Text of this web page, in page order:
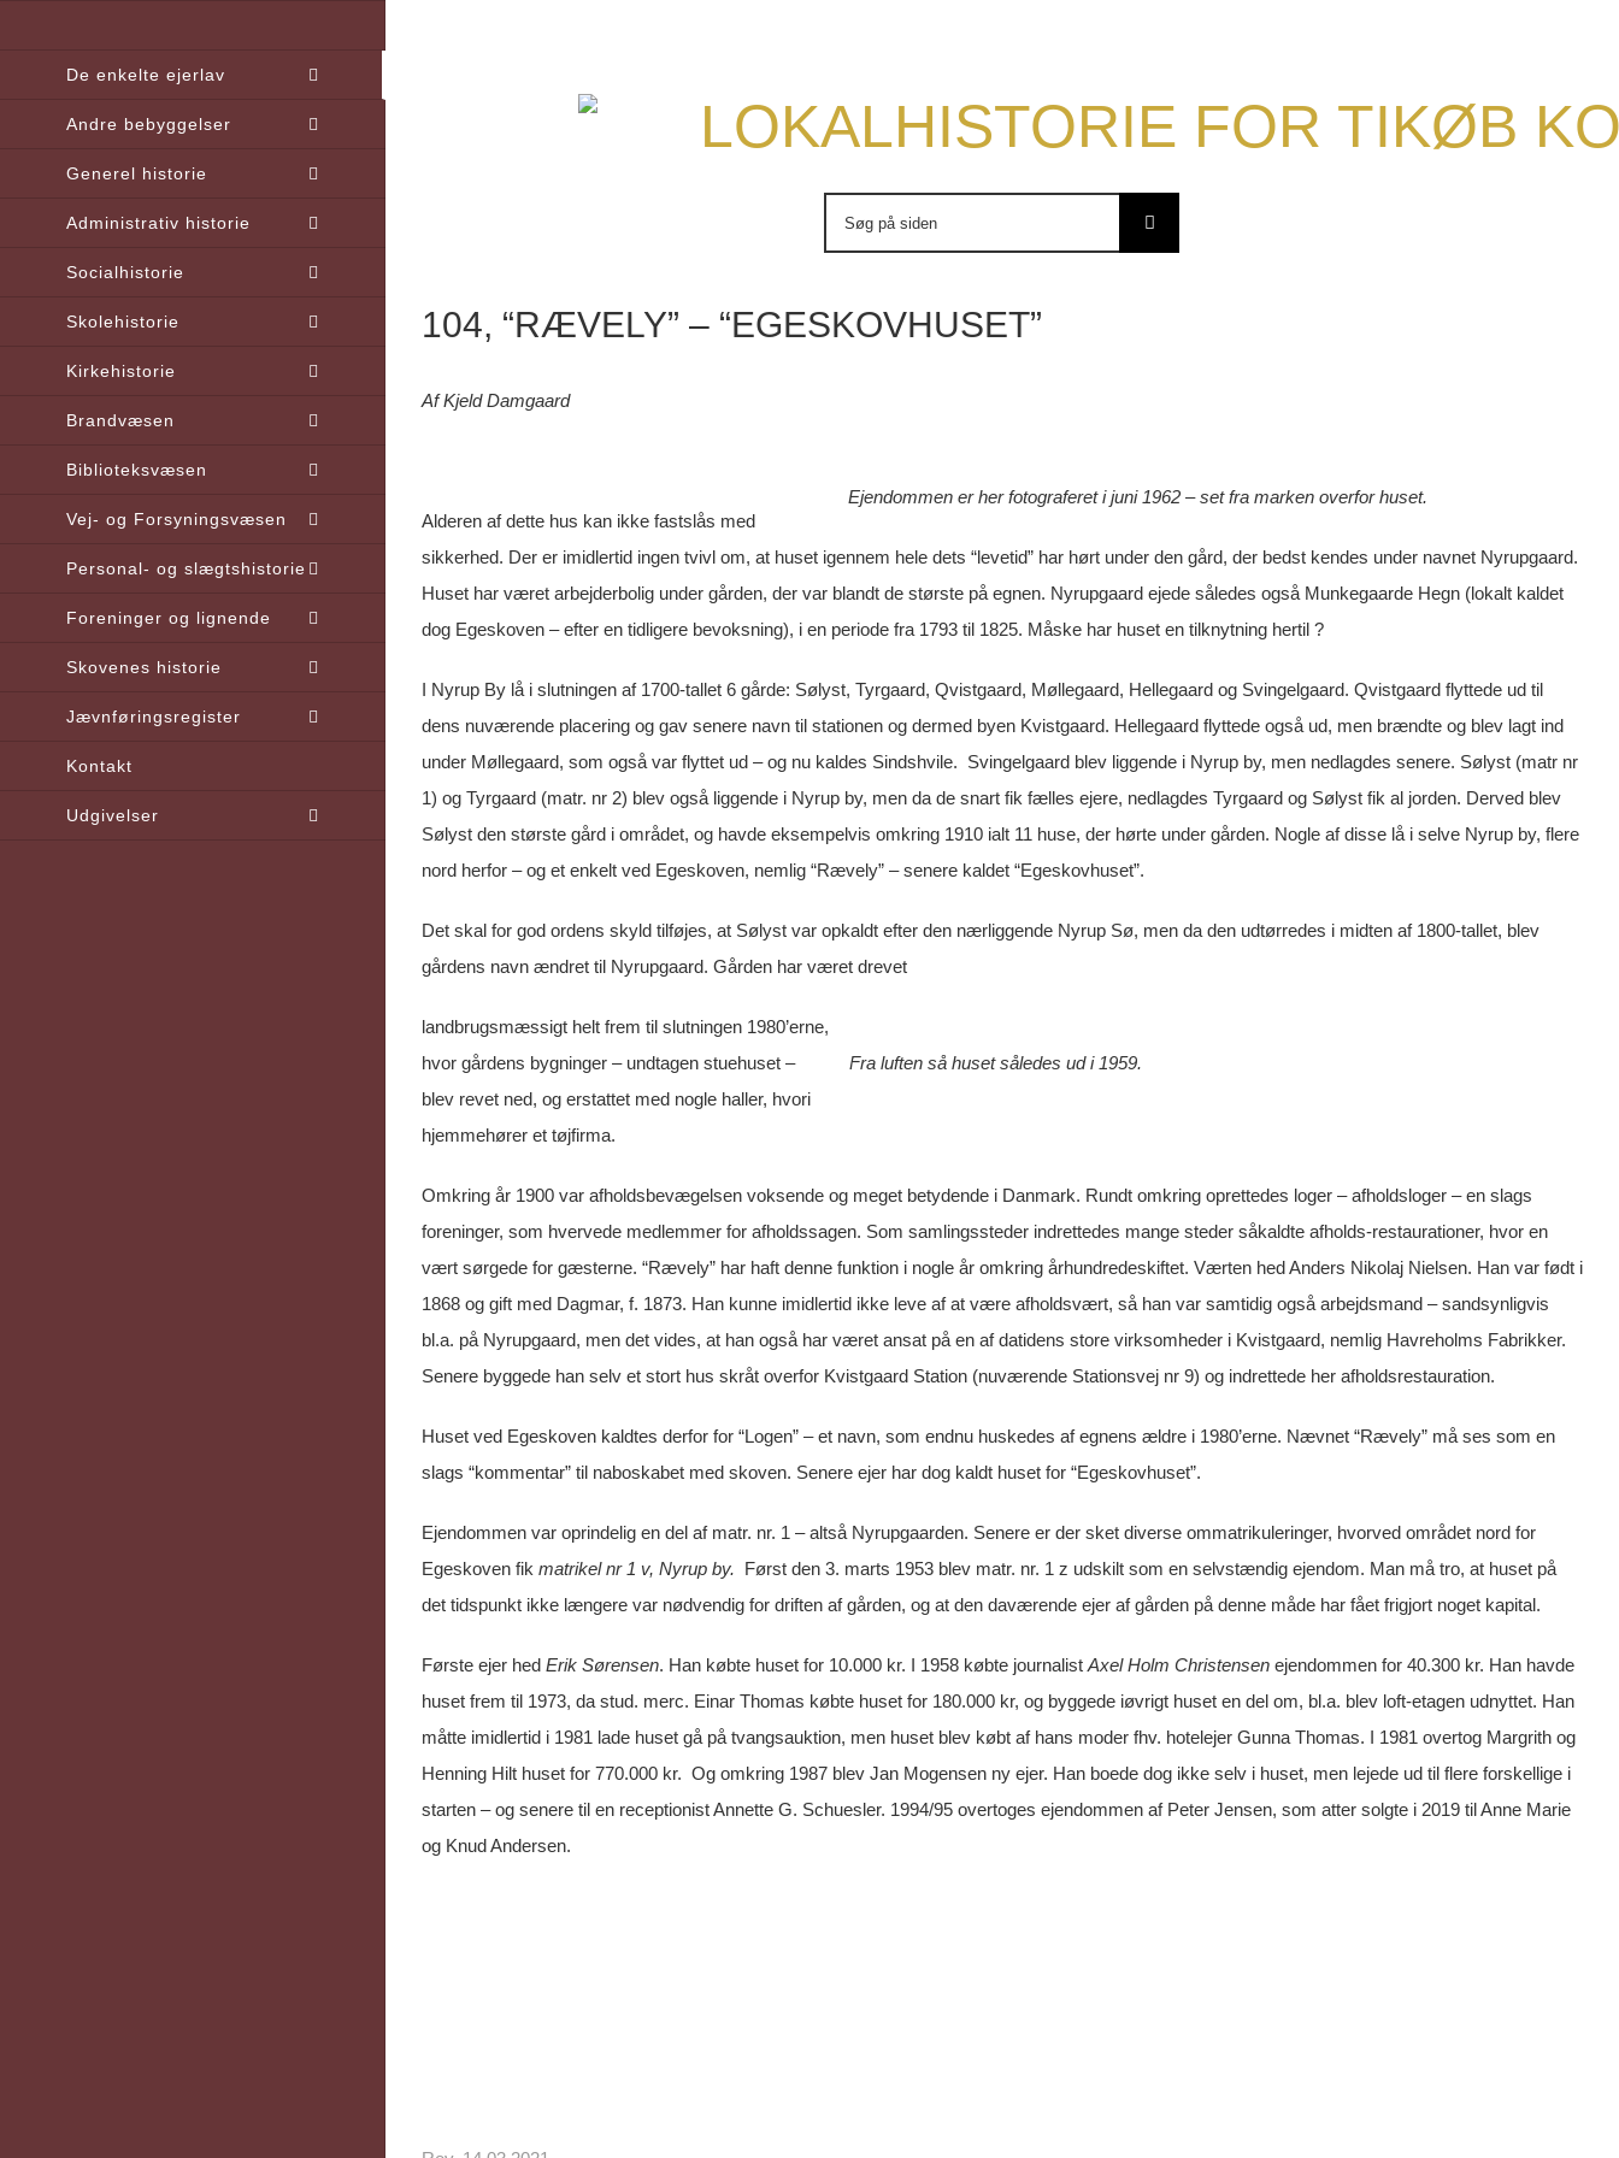
De enkelte ejerlav
Andre bebyggelser
Generel historie
Administrativ historie
Socialhistorie
Skolehistorie
Kirkehistorie
Brandvæsen
Biblioteksvæsen
Vej- og Forsyningsvæsen
Personal- og slægtshistorie
Foreninger og lignende
Skovenes historie
Jævnføringsregister
Kontakt
Udgivelser
LOKALHISTORIE FOR TIKØB
104, “RÆVELY” – “EGESKOVHUSET”
Af Kjeld Damgaard
Ejendommen er her fotograferet i juni 1962 – set fra marken overfor huset.
Alderen af dette hus kan ikke fastslås med
sikkerhed. Der er imidlertid ingen tvivl om, at huset igennem hele dets “levetid” har hørt under den gård, der bedst kendes under navnet Nyrupgaard.
Huset har været arbejderbolig under gården, der var blandt de største på egnen. Nyrupgaard ejede således også Munkegaarde Hegn (lokalt kaldet
dog Egeskoven – efter en tidligere bevoksning), i en periode fra 1793 til 1825. Måske har huset en tilknytning hertil ?
I Nyrup By lå i slutningen af 1700-tallet 6 gårde: Sølyst, Tyrgaard, Qvistgaard, Møllegaard, Hellegaard og Svingelgaard. Qvistgaard flyttede ud til
dens nuværende placering og gav senere navn til stationen og dermed byen Kvistgaard. Hellegaard flyttede også ud, men brændte og blev lagt ind
under Møllegaard, som også var flyttet ud – og nu kaldes Sindshvile. Svingelgaard blev liggende i Nyrup by, men nedlagdes senere. Sølyst (matr nr
1) og Tyrgaard (matr. nr 2) blev også liggende i Nyrup by, men da de snart fik fælles ejere, nedlagdes Tyrgaard og Sølyst fik al jorden. Derved blev
Sølyst den største gård i området, og havde eksempelvis omkring 1910 ialt 11 huse, der hørte under gården. Nogle af disse lå i selve Nyrup by, flere
nord herfor – og et enkelt ved Egeskoven, nemlig “Rævely” – senere kaldet “Egeskovhuset”.
Det skal for god ordens skyld tilføjes, at Sølyst var opkaldt efter den nærliggende Nyrup Sø, men da den udtørredes i midten af 1800-tallet, blev
gårdens navn ændret til Nyrupgaard. Gården har været drevet
Fra luften så huset således ud i 1959.
landbrugsmæssigt helt frem til slutningen 1980’erne,
hvor gårdens bygninger – undtagen stuehuset –
blev revet ned, og erstattet med nogle haller, hvori
hjemmehører et tøjfirma.
Omkring år 1900 var afholdsbevægelsen voksende og meget betydende i Danmark. Rundt omkring oprettedes loger – afholdsloger – en slags
foreninger, som hvervede medlemmer for afholdssagen. Som samlingssteder indrettedes mange steder såkaldte afholds-restaurationer, hvor en
vært sørgede for gæsterne. “Rævely” har haft denne funktion i nogle år omkring århundredeskiftet. Værten hed Anders Nikolaj Nielsen. Han var født i
1868 og gift med Dagmar, f. 1873. Han kunne imidlertid ikke leve af at være afholdsvært, så han var samtidig også arbejdsmand – sandsynligvis
bl.a. på Nyrupgaard, men det vides, at han også har været ansat på en af datidens store virksomheder i Kvistgaard, nemlig Havreholms Fabrikker.
Senere byggede han selv et stort hus skråt overfor Kvistgaard Station (nuværende Stationsvej nr 9) og indrettede her afholdsrestauration.
Huset ved Egeskoven kaldtes derfor for “Logen” – et navn, som endnu huskedes af egnens ældre i 1980’erne. Nævnet “Rævely” må ses som en
slags “kommentar” til naboskabet med skoven. Senere ejer har dog kaldt huset for “Egeskovhuset”.
Ejendommen var oprindelig en del af matr. nr. 1 – altså Nyrupgaarden. Senere er der sket diverse ommatrikuleringer, hvorved området nord for
Egeskoven fik matrikel nr 1 v, Nyrup by. Først den 3. marts 1953 blev matr. nr. 1 z udskilt som en selvstændig ejendom. Man må tro, at huset på
det tidspunkt ikke længere var nødvendig for driften af gården, og at den daværende ejer af gården på denne måde har fået frigjort noget kapital.
Første ejer hed Erik Sørensen. Han købte huset for 10.000 kr. I 1958 købte journalist Axel Holm Christensen ejendommen for 40.300 kr. Han havde
huset frem til 1973, da stud. merc. Einar Thomas købte huset for 180.000 kr, og byggede iøvrigt huset en del om, bl.a. blev loft-etagen udnyttet. Han
måtte imidlertid i 1981 lade huset gå på tvangsauktion, men huset blev købt af hans moder fhv. hotelejer Gunna Thomas. I 1981 overtog Margrith og
Henning Hilt huset for 770.000 kr. Og omkring 1987 blev Jan Mogensen ny ejer. Han boede dog ikke selv i huset, men lejede ud til flere forskellige i
starten – og senere til en receptionist Annette G. Schuesler. 1994/95 overtoges ejendommen af Peter Jensen, som atter solgte i 2019 til Anne Marie
og Knud Andersen.